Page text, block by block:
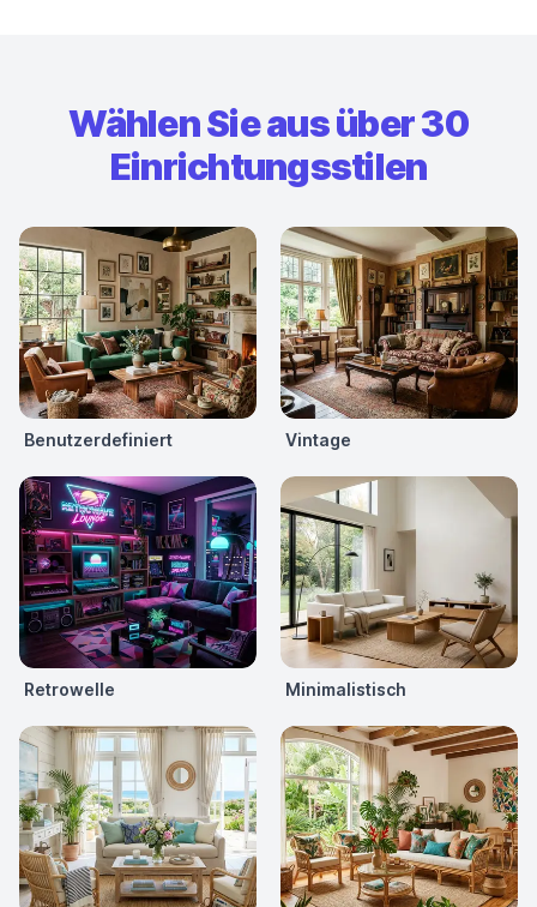
Wählen Sie aus über 30
Einrichtungsstilen
Benutzerdefiniert Vintage
Retrowelle Minimalistisch